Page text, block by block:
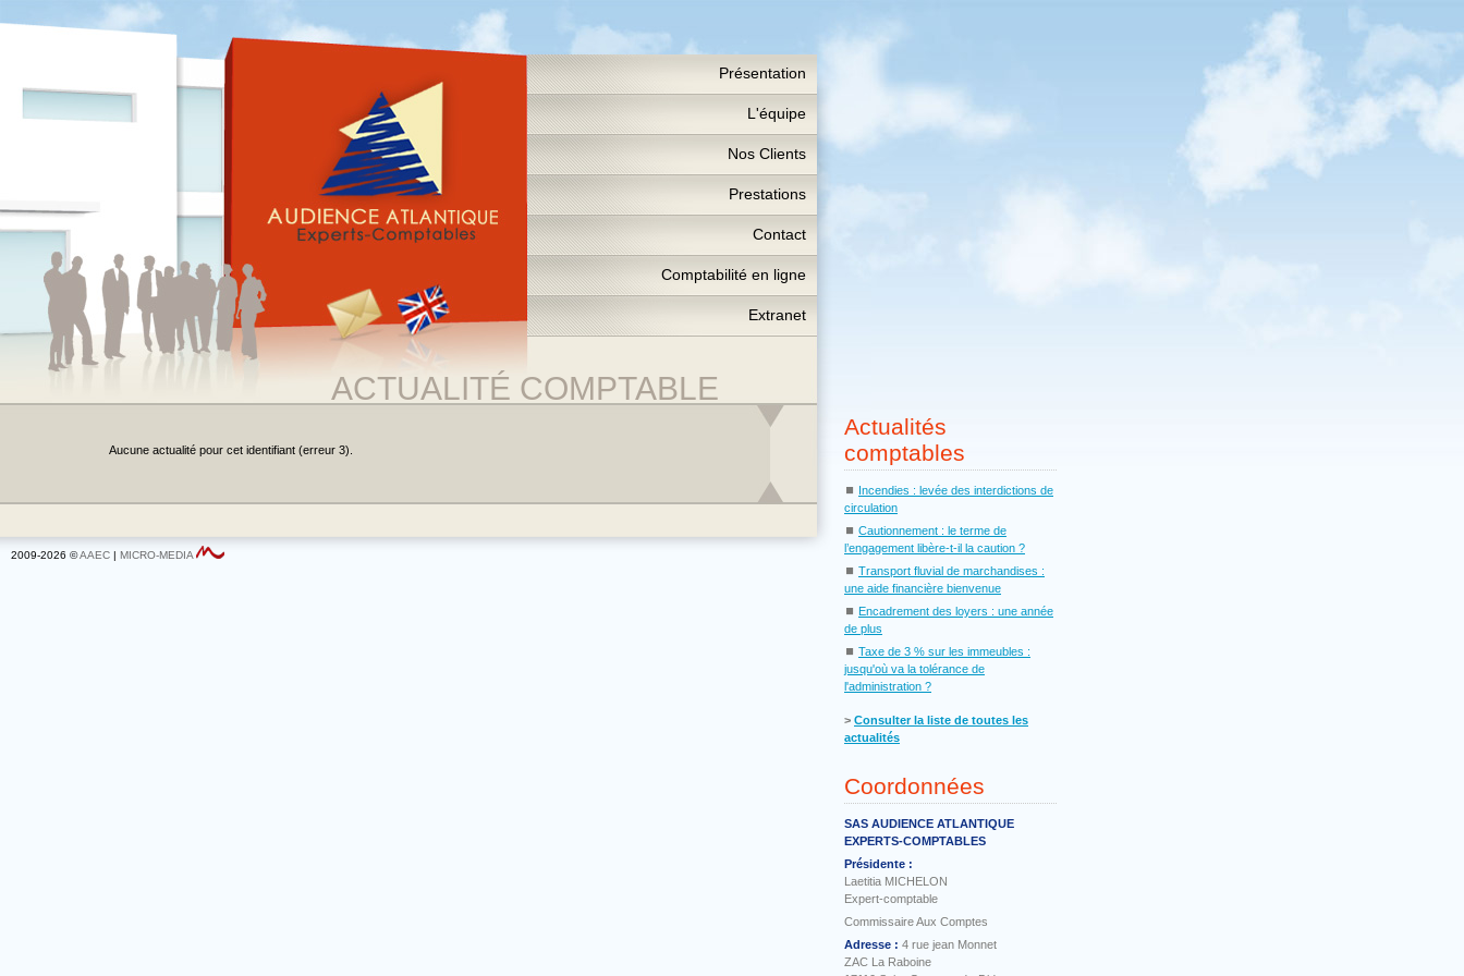
Présentation
L'équipe
Nos Clients
Prestations
Contact
Comptabilité en ligne
Extranet
ACTUALITÉ COMPTABLE
Aucune actualité pour cet identifiant (erreur 3).
Actualités
comptables
⏹ Incendies : levée des interdictions de
circulation
⏹ Cautionnement : le terme de
l’engagement libère-t-il la caution ?
⏹ Transport fluvial de marchandises :
une aide financière bienvenue
⏹ Encadrement des loyers : une année
de plus
⏹ Taxe de 3 % sur les immeubles :
jusqu'où va la tolérance de
l'administration ?
˃ Consulter la liste de toutes les
actualités
Coordonnées
SAS AUDIENCE ATLANTIQUE
EXPERTS-COMPTABLES
Présidente :
Laetitia MICHELON
Expert-comptable
Commissaire Aux Comptes
Adresse : 4 rue jean Monnet
ZAC La Raboine
2009-2026 ©AAEC | MICRO-MEDIA